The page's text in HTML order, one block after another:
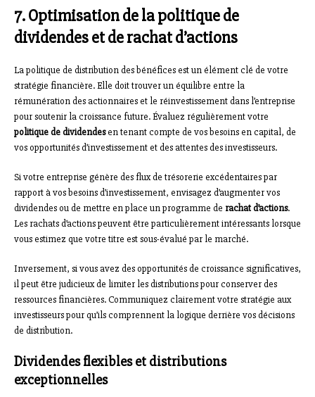
7. Optimisation de la politique de
dividendes et de rachat d’actions
La politique de distribution des bénéfices est un élément clé de votre
stratégie financière. Elle doit trouver un équilibre entre la
rémunération des actionnaires et le réinvestissement dans l’entreprise
pour soutenir la croissance future. Évaluez régulièrement votre
politique de dividendesen tenant compte de vos besoins en capital, de
vos opportunités d’investissement et des attentes des investisseurs.
Si votre entreprise génère des flux de trésorerie excédentaires par
rapport à vos besoins d’investissement, envisagez d’augmenter vos
dividendes ou de mettre en place un programme de rachat d’actions.
Les rachats d’actions peuvent être particulièrement intéressants lorsque
vous estimez que votre titre est sous-évalué par le marché.
Inversement, si vous avez des opportunités de croissance significatives,
il peut être judicieux de limiter les distributions pour conserver des
ressources financières. Communiquez clairement votre stratégie aux
investisseurs pour qu’ils comprennent la logique derrière vos décisions
de distribution.
Dividendes flexibles et distributions
exceptionnelles